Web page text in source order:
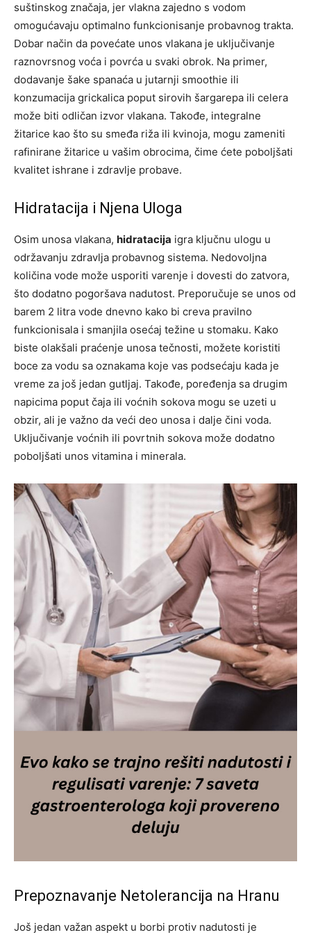
suštinskog značaja, jer vlakna zajedno s vodom
omogućavaju optimalno funkcionisanje probavnog trakta.
Dobar način da povećate unos vlakana je uključivanje
raznovrsnog voća i povrća u svaki obrok. Na primer,
dodavanje šake spanaća u jutarnji smoothie ili
konzumacija grickalica poput sirovih šargarepa ili celera
može biti odličan izvor vlakana. Takođe, integralne
žitarice kao što su smeđa riža ili kvinoja, mogu zameniti
rafinirane žitarice u vašim obrocima, čime ćete poboljšati
kvalitet ishrane i zdravlje probave.
Hidratacija i Njena Uloga
Osim unosa vlakana, hidratacija igra ključnu ulogu u
održavanju zdravlja probavnog sistema. Nedovoljna
količina vode može usporiti varenje i dovesti do zatvora,
što dodatno pogoršava nadutost. Preporučuje se unos od
barem 2 litra vode dnevno kako bi creva pravilno
funkcionisala i smanjila osećaj težine u stomaku. Kako
biste olakšali praćenje unosa tečnosti, možete koristiti
boce za vodu sa oznakama koje vas podsećaju kada je
vreme za još jedan gutljaj. Takođe, poređenja sa drugim
napicima poput čaja ili voćnih sokova mogu se uzeti u
obzir, ali je važno da veći deo unosa i dalje čini voda.
Uključivanje voćnih ili povrtnih sokova može dodatno
poboljšati unos vitamina i minerala.
Prepoznavanje Netolerancija na Hranu
Još jedan važan aspekt u borbi protiv nadutosti je